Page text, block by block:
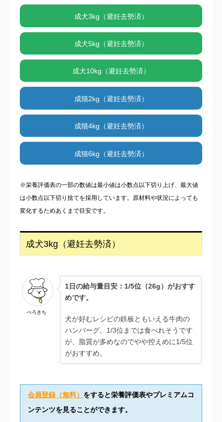
成犬3kg（避妊去勢済）
成犬5kg（避妊去勢済）
成犬10kg（避妊去勢済）
成猫2kg（避妊去勢済）
成猫4kg（避妊去勢済）
成猫6kg（避妊去勢済）
※栄養評価表の一部の数値は最小値は小数点以下切り上げ、最大値
は小数点以下切り捨てを採用しています。原材料や状況によっても
変化するためあくまで目安です。
成犬3kg（避妊去勢済）
ぺろきち
1日の給与量目安：1/5位（26g）がおすす
めです。
犬が好むレシピの鉄板ともいえる牛肉の
ハンバーグ。1/3位までは食べれそうです
が、脂質が多めなのでやや控えめに1/5位
がおすすめ。
会員登録（無料） をすると栄養評価表やプレミアムコ
ンテンツを見ることができます。